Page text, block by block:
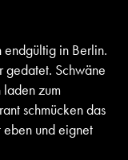
in Berlin.
Schwäne
laden zum
schmücken das
und eignet